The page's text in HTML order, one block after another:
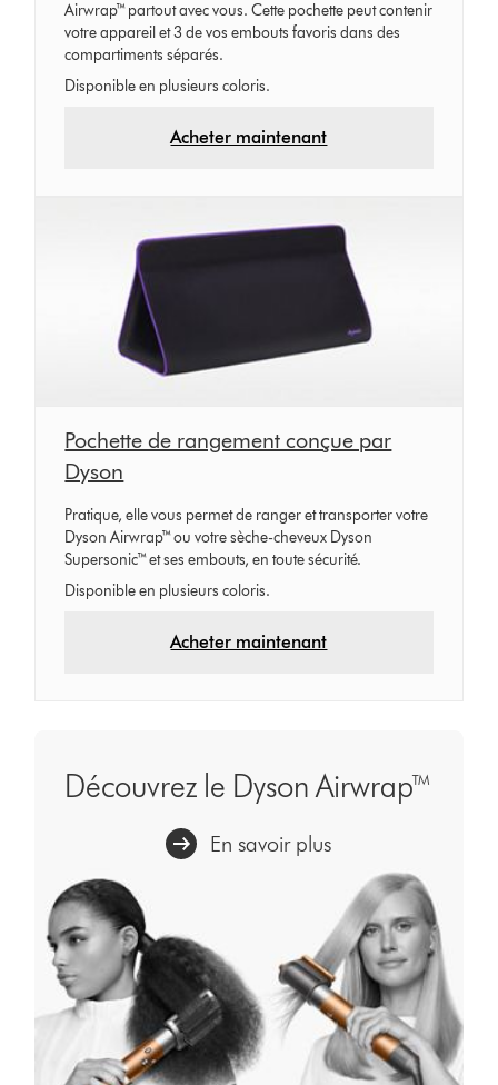
Airwrap™ partout avec vous. Cette pochette peut contenir
votre appareil et 3 de vos embouts favoris dans des
compartiments séparés.
Disponible en plusieurs coloris.
Acheter maintenant
Pochette de rangement conçue par
Dyson
Pratique, elle vous permet de ranger et transporter votre
Dyson Airwrap™ ou votre sèche-cheveux Dyson
Supersonic™ et ses embouts, en toute sécurité.
Disponible en plusieurs coloris.
Acheter maintenant
Découvrez le Dyson Airwrap™
En savoir plus